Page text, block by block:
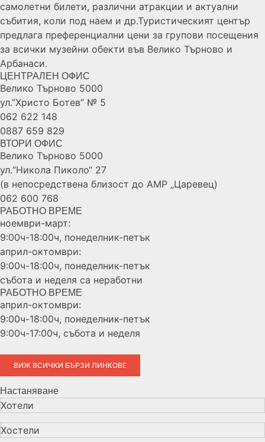
самолетни билети, различни атракции и актуални
събития, коли под наем и др.Туристическият център
предлага преференциални цени за групови посещения
за всички музейни обекти във Велико Търново и
Арбанаси.
ЦЕНТРАЛЕН ОФИС
Велико Търново 5000
ул.”Христо Ботев” № 5
062 622 148
0887 659 829
ВТОРИ ОФИС
Велико Търново 5000
ул.“Никола Пиколо“ 27
(в непосредствена близост до АМР „Царевец)
062 600 768
РАБОТНО ВРЕМЕ
ноември-март:
9:00ч-18:00ч, понеделник-петък
април-октомври:
9:00ч-18:00ч, понеделник-петък
събота и неделя са неработни
РАБОТНО ВРЕМЕ
април-октомври:
9:00ч-18:00ч, понеделник-петък
9:00ч-17:00ч, събота и неделя
ВИЖ ВСИЧКИ БЪРЗИ ЛИНКОВЕ
Настаняване
Хотели
Хостели